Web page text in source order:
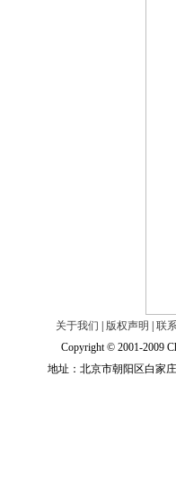
关于我们 版权声明
联
Copyright © 2001-2009
地址：北京市朝阳区白家